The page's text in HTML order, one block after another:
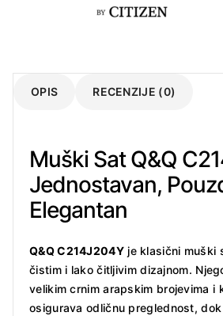
OPIS RECENZIJE (0)
Muški Sat Q&Q
Jednostavan,
Elegantan
Q&Q C214J204Yje klasični muški
čistim i lako čitljivim dizajnom.
velikim crnim arapskim brojevima i
osigurava odličnu preglednost,